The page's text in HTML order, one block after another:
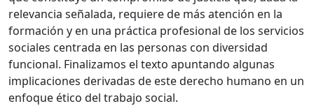
relevancia señalada, requiere de más atención en la
formación y en una práctica profesional de los servicios
sociales centrada en las personas con diversidad
funcional. Finalizamos el texto apuntando algunas
implicaciones derivadas de este derecho humano en un
enfoque ético del trabajo social.